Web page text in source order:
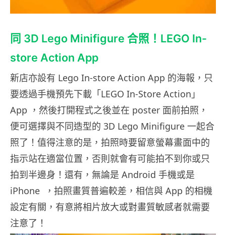
同 3D Lego Minifigure 合照！LEGO In-
store Action App
新店亦設有 Lego In-store Action App 的海報，只
要透過手機預先下載「LEGO In-Store Action」
App ，然後打開程式之後並在 poster 面前拍照，
便可選擇與不同造型的 3D Lego Minifigure 一起合
照了！值得注意的是，拍照時要留意螢幕畫面中的
指示站在適當位置，否則就會有可能拍不到你或只
拍到半邊身！還有，無論是 Android 手機或是
iPhone ，拍照畫質普遍較差，相信與 App 的相機
設定有關，有意將相片放大或對畫質敏感者就需要
注意了！